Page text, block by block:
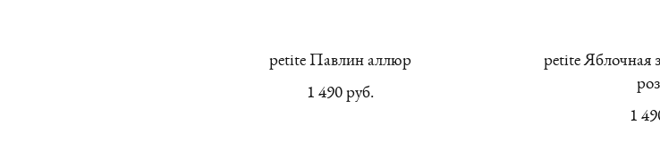
petite Павлин аллюр
1 490 pуб.
petite Яблочная
1